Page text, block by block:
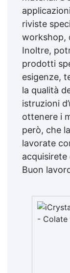
riviste
workshop,
Inoltre,
prodotti
esigenze,
la qualità
istruzioni
ottenere i
però, che
lavorate
acquisirete
Buon